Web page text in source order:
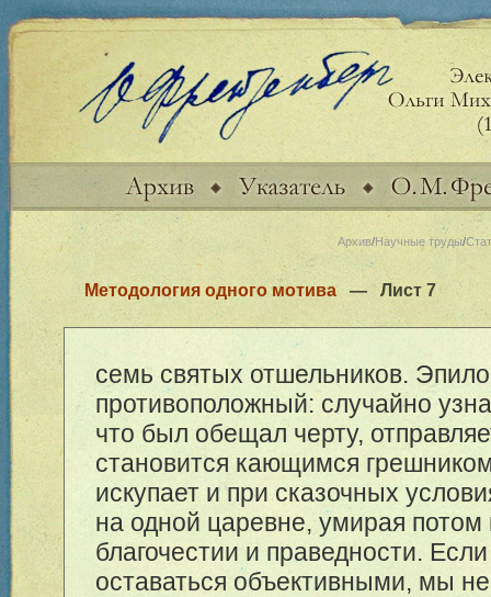
Архив/Научные труды/
Методология одного мотива— Лист 7
семь святых отшельников.
противоположный: случайно
что был обещал черту,
становится кающимся
искупает и при сказочных
на одной царевне, умирая потом
благочестии и праведности.
оставаться объективными, мы